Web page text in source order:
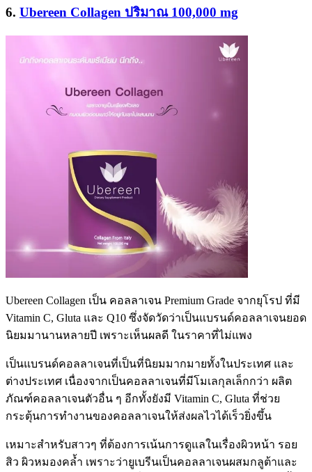
6. Ubereen Collagen ปริมาณ 100,000 mg
Ubereen Collagen เป็น คอลลาเจน Premium Grade จากยุโรป ที่มี
Vitamin C, Gluta และ Q10 ซึ่งจัดวัดว่าเป็นแบรนด์คอลลาเจนยอด
นิยมมานานหลายปี เพราะเห็นผลดี ในราคาที่ไม่แพง
เป็นแบรนด์คอลลาเจนที่เป็นที่นิยมมากมายทั้งในประเทศ และ
ต่างประเทศ เนื่องจากเป็นคอลลาเจนที่มีโมเลกุลเล็กกว่า ผลิต
ภัณฑ์คอลลาเจนตัวอื่น ๆ อีกทั้งยังมี Vitamin C, Gluta ที่ช่วย
กระตุ้นการทำงานของคอลลาเจนให้ส่งผลไวได้เร็วยิ่งขึ้น
เหมาะสำหรับสาวๆ ที่ต้องการเน้นการดูแลในเรื่องผิวหน้า รอย
สิว ผิวหมองคล้ำ เพราะว่ายูเบรีนเป็นคอลลาเจนผสมกลูต้าและ